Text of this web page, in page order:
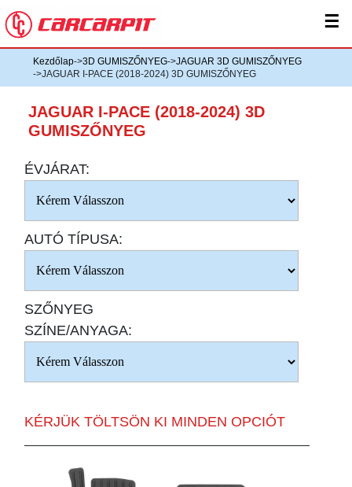
☰
Kezdőlap->3D GUMISZŐNYEG->JAGUAR 3D GUMISZŐNYEG
->JAGUAR I-PACE (2018-2024) 3D GUMISZŐNYEG
JAGUAR I-PACE (2018-2024) 3D
GUMISZŐNYEG
ÉVJÁRAT:
AUTÓ TÍPUSA:
SZŐNYEG
SZÍNE/ANYAGA:
KÉRJÜK TÖLTSÖN KI MINDEN OPCIÓT